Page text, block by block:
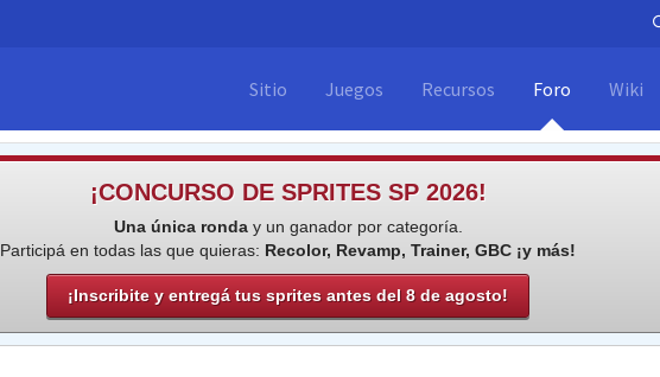
Sitio Juegos Recursos Foro Wiki
¡CONCURSO DE SPRITES SP 2026!
Una única ronday un ganador por categoría.
Participá en todas las que quieras: Recolor, Revamp, Trainer, GBC ¡y más!
¡Inscribite y entregá tus sprites antes del 8 de agosto!